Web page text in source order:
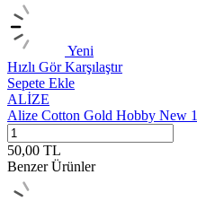
Yeni
Hızlı GörKarşılaştır
Sepete Ekle
ALİZE
Alize Cotton Gold Hobby New
50,00 TL
Benzer Ürünler